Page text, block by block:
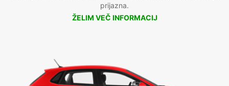
prijazna.
ŽELIM VEČ INFORMACIJ